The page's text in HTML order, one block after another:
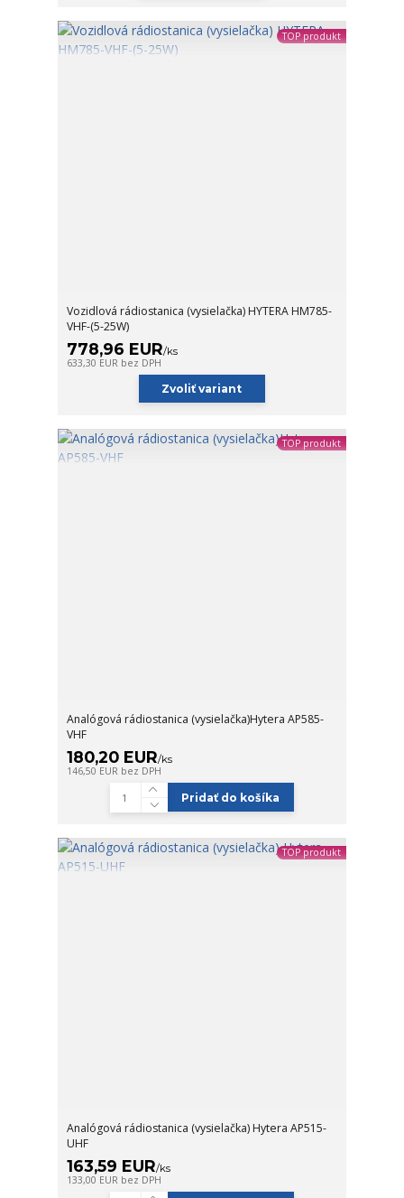
TOP produkt
Vozidlová rádiostanica (vysielačka) HYTERA HM785-
VHF-(5-25W)
778,96 EUR/ks
633,30 EUR bez DPH
Zvoliť variant
TOP produkt
Analógová rádiostanica (vysielačka)Hytera AP585-
VHF
180,20 EUR/ks
146,50 EUR bez DPH
Pridať do košíka
TOP produkt
Analógová rádiostanica (vysielačka) Hytera AP515-
UHF
163,59 EUR/ks
133,00 EUR bez DPH